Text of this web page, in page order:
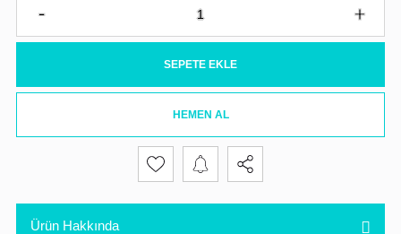
SEPETE EKLE
HEMEN AL
Ürün Hakkında